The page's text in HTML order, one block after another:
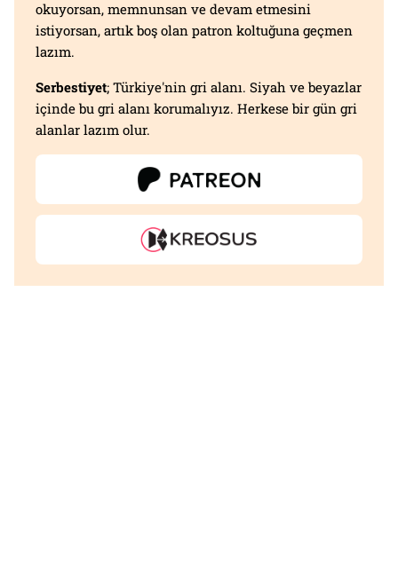
okuyorsan, memnunsan ve devam etmesini
istiyorsan, artık boş olan patron koltuğuna geçmen
lazım.
Serbestiyet; Türkiye'nin gri alanı. Siyah ve beyazlar
içinde bu gri alanı korumalıyız. Herkese bir gün gri
alanlar lazım olur.